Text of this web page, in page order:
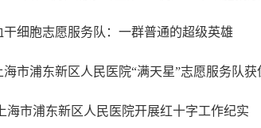
干细胞志愿服务队：一群普通的超级英雄
市浦东新区人民医院开展红十字工作纪实